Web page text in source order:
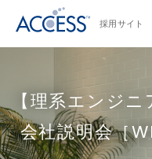
採用サイト
【理系エンジ
会社説明会［